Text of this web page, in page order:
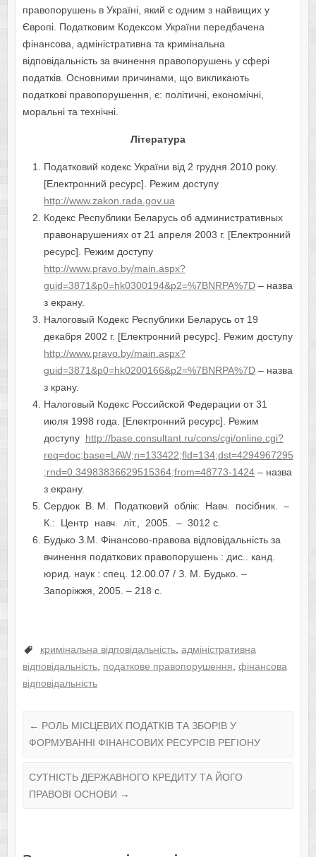
правопорушень в Україні, який є одним з найвищих у
Європі. Податковим Кодексом України передбачена
фінансова, адміністративна та кримінальна
відповідальність за вчинення правопорушень у сфері
податків. Основними причинами, що викликають
податкові правопорушення, є: політичні, економічні,
моральні та технічні.
Література
Податковий кодекс України від 2 грудня 2010 року.
[Електронний ресурс]. Режим доступу
http://www.zakon.rada.gov.ua
Кодекс Республики Беларусь об административных
правонарушениях от 21 апреля 2003 г. [Електронний
ресурс]. Режим доступу
http://www.pravo.by/main.aspx?
guid=3871&p0=hk0300194&p2=%7BNRPA%7D– назва
з екрану.
Налоговый Кодекс Республики Беларусь от 19
декабря 2002 г. [Електронний ресурс]. Режим доступу
http://www.pravo.by/main.aspx?
guid=3871&p0=hk0200166&p2=%7BNRPA%7D– назва
з крану.
Налоговый Кодекс Российской Федерации от 31
июля 1998 года. [Електронний ресурс]. Режим
доступу http://base.consultant.ru/cons/cgi/online.cgi?
req=doc;base=LAW;n=133422;fld=134;dst=4294967295
;rnd=0.34983836629515364;from=48773-1424– назва
з екрану.
Сердюк В. М. Податковий облік: Навч. посібник. –
К.: Центр навч. літ., 2005. – 3012 с.
Будько З.М. Фінансово-правова відповідальність за
вчинення податкових правопорушень : дис.. канд.
юрид. наук : спец. 12.00.07 / З. М. Будько. –
Запоріжжя, 2005. – 218 с.
кримінальна відповідальність, адміністративна
відповідальність, податкове правопорушення, фінансова
відповідальність
← РОЛЬ МІСЦЕВИХ ПОДАТКІВ ТА ЗБОРІВ У
ФОРМУВАННІ ФІНАНСОВИХ РЕСУРСІВ РЕГІОНУ
СУТНІСТЬ ДЕРЖАВНОГО КРЕДИТУ ТА ЙОГО
ПРАВОВІ ОСНОВИ →